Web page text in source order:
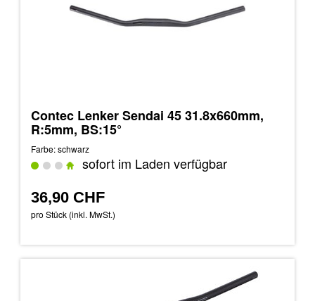
Contec Lenker Sendai 45 31.8x660mm,
R:5mm, BS:15°
Farbe: schwarz
sofort im Laden verfügbar
36,90 CHF
pro Stück (inkl. MwSt.)